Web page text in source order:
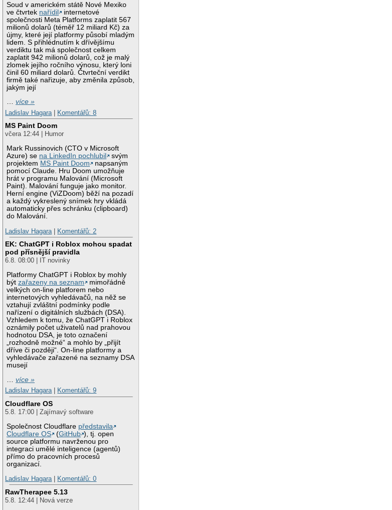
Soud v americkém státě Nové Mexiko
ve čtvrtek nařídil
internetové
společnosti Meta Platforms zaplatit 567
milionů dolarů (téměř 12 miliard Kč) za
újmy, které její platformy působí mladým
lidem. S přihlédnutím k dřívějšímu
verdiktu tak má společnost celkem
zaplatit 942 milionů dolarů, což je malý
zlomek jejího ročního výnosu, který loni
činil 60 miliard dolarů. Čtvrteční verdikt
firmě také nařizuje, aby změnila způsob,
jakým její
…více »
Ladislav Hagara
Komentářů: 8
MS Paint Doom
včera 12:44 | Humor
Mark Russinovich (CTO v Microsoft
Azure) se na LinkedIn pochlubil
svým
projektem MS Paint Doom
napsaným
pomocí Claude. Hru Doom umožňuje
hrát v programu Malování (Microsoft
Paint). Malování funguje jako monitor.
Herní engine (ViZDoom) běží na pozadí
a každý vykreslený snímek hry vkládá
automaticky přes schránku (clipboard)
do Malování.
Ladislav Hagara
Komentářů: 2
EK: ChatGPT i Roblox mohou spadat
pod přísnější pravidla
6.8. 08:00 | IT novinky
Platformy ChatGPT i Roblox by mohly
býtzařazeny na seznam
mimořádně
velkých on-line platforem nebo
internetových vyhledávačů, na něž se
vztahují zvláštní podmínky podle
nařízení o digitálních službách (DSA).
Vzhledem k tomu, že ChatGPT i Roblox
oznámily počet uživatelů nad prahovou
hodnotou DSA, je toto označení
„rozhodně možné“ a mohlo by „přijít
dříve či později“. On-line platformy a
vyhledávače zařazené na seznamy DSA
musejí
…více »
Ladislav Hagara| Komentářů: 9
Cloudflare OS
5.8. 17:00 | Zajímavý software
Společnost Cloudflare představila
Cloudflare OS
(GitHub ), tj. open
source platformu navrženou pro
integraci umělé inteligence (agentů)
přímo do pracovních procesů
organizací.
Ladislav Hagara| Komentářů: 0
RawTherapee 5.13
5.8. 12:44 | Nová verze